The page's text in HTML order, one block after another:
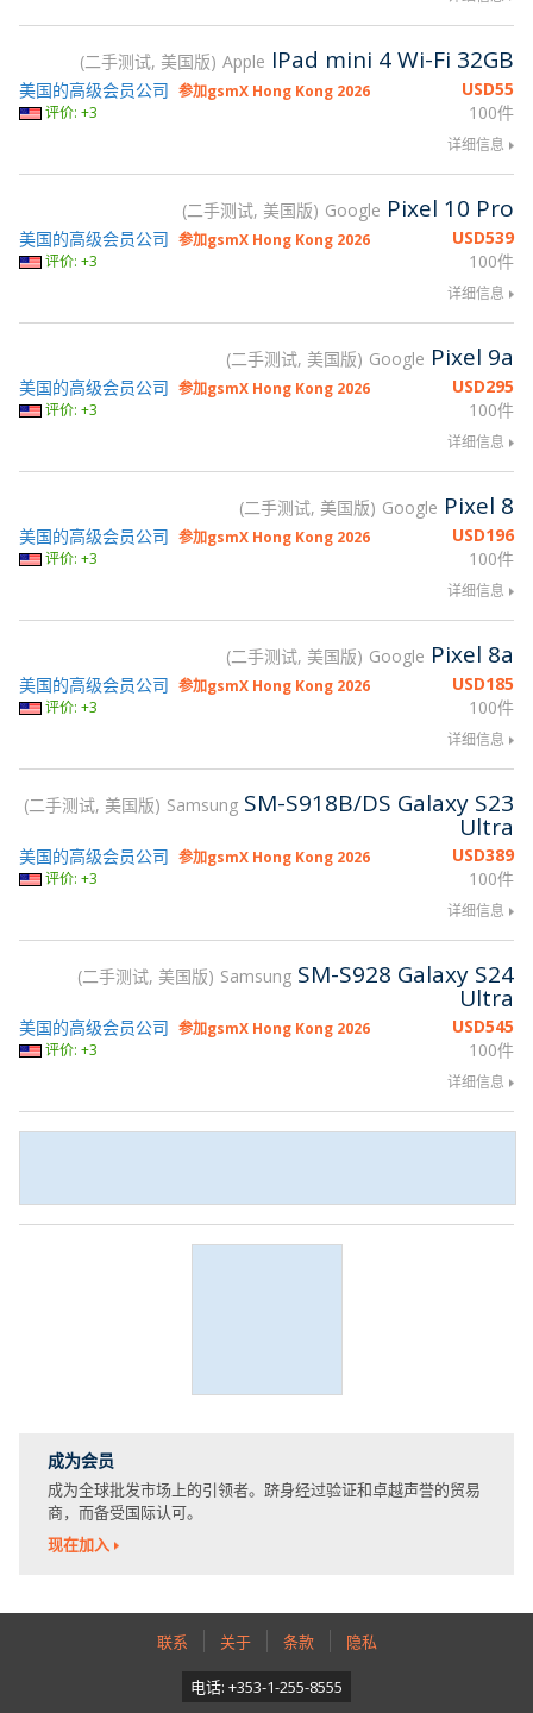
二手测试, 美国版 Apple IPad mini 4 Wi-Fi 32GB
USD55
100件
美国的高级会员公司 参加gsmX Hong Kong 2026
评价: +3
详细信息
二手测试, 美国版 Google Pixel 10 Pro
USD539
100件
美国的高级会员公司 参加gsmX Hong Kong 2026
评价: +3
详细信息
二手测试, 美国版 Google Pixel 9a
USD295
100件
美国的高级会员公司 参加gsmX Hong Kong 2026
评价: +3
详细信息
二手测试, 美国版 Google Pixel 8
USD196
100件
美国的高级会员公司 参加gsmX Hong Kong 2026
评价: +3
详细信息
二手测试, 美国版 Google Pixel 8a
USD185
100件
美国的高级会员公司 参加gsmX Hong Kong 2026
评价: +3
详细信息
二手测试, 美国版 Samsung SM-S918B/DS Galaxy S23
Ultra
USD389
100件
美国的高级会员公司 参加gsmX Hong Kong 2026
评价: +3
详细信息
二手测试, 美国版 Samsung SM-S928 Galaxy S24
Ultra
USD545
100件
美国的高级会员公司 参加gsmX Hong Kong 2026
评价: +3
详细信息
成为会员
成为全球批发市场上的引领者。跻身经过验证和卓越声誉的贸易
商，而备受国际认可。
现在加入
联系 关于 条款 隐私
电话: +353-1-255-8555